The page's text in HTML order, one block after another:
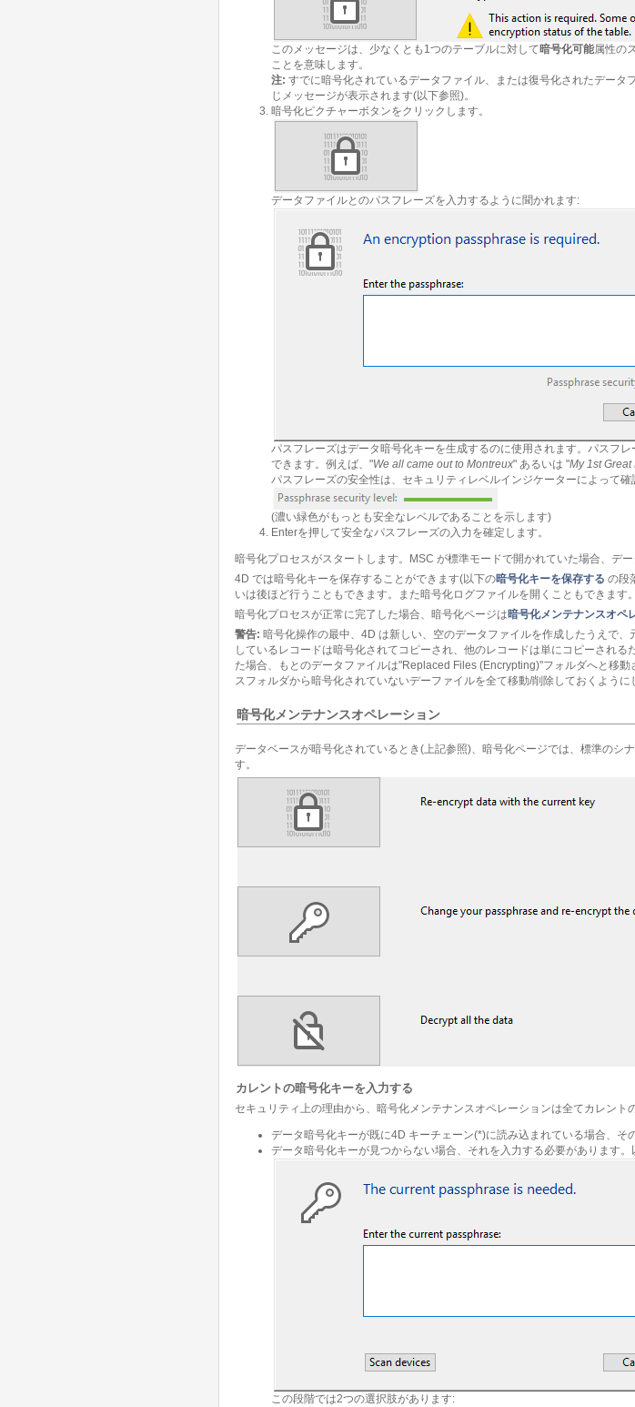
このメッセージは、少なくとも1つのテーブルに対して暗号化可能属性の
ことを意味します。
注: すでに暗号化されているデータファイル、または復号化されたデー
じメッセージが表示されます(以下参照)。
暗号化ピクチャーボタンをクリックします。
データファイルとのパスフレーズを入力するように聞かれます:
パスフレーズはデータ暗号化キーを生成するのに使用されます。パスフ
できます。例えば、"We all came out to Montreux" あるいは "My 1st
パスフレーズの安全性は、セキュリティレベルインジケーターによって確
(濃い緑色がもっとも安全なレベルであることを示します)
Enterを押して安全なパスフレーズの入力を確定します。
暗号化プロセスがスタートします。MSC が標準モードで開かれていた場合、デ
4D では暗号化キーを保存することができます(以下の暗号化キーを保存する の段
いは後ほど行うこともできます。また暗号化ログファイルを開くこともできます。
暗号化プロセスが正常に完了した場合、暗号化ページは暗号化メンテナンスオペ
警告: 暗号化操作の最中、4D は新しい、空のデータファイルを作成したうえで
しているレコードは暗号化されてコピーされ、他のレコードは単にコピーされ
た場合、もとのデータファイルは"Replaced Files (Encrypting)"フォルダへと移
スフォルダから暗号化されていないデーファイルを全て移動/削除しておくように
暗号化メンテナンスオペレーション
データベースが暗号化されているとき(上記参照)、暗号化ページでは、標準のシ
す。
カレントの暗号化キーを入力する
セキュリティ上の理由から、暗号化メンテナンスオペレーションは全てカレント
データ暗号化キーが既に4D キーチェーン(*)に読み込まれている場合、そ
データ暗号化キーが見つからない場合、それを入力する必要があります
この段階では2つの選択肢があります: